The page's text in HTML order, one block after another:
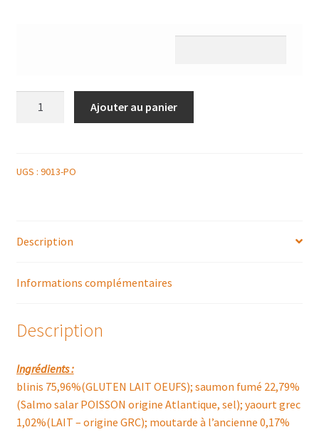
SAUMON
SUR
600g
Ajouter au panier
UGS : 9013-PO
Description
Informations complémentaires
Description
Ingrédients :
blinis 75,96%(GLUTEN LAIT OEUFS); saumon fumé 22,79%
(Salmo salar POISSON origine Atlantique, sel); yaourt grec
1,02%(LAIT – origine GRC); moutarde à l’ancienne 0,17%